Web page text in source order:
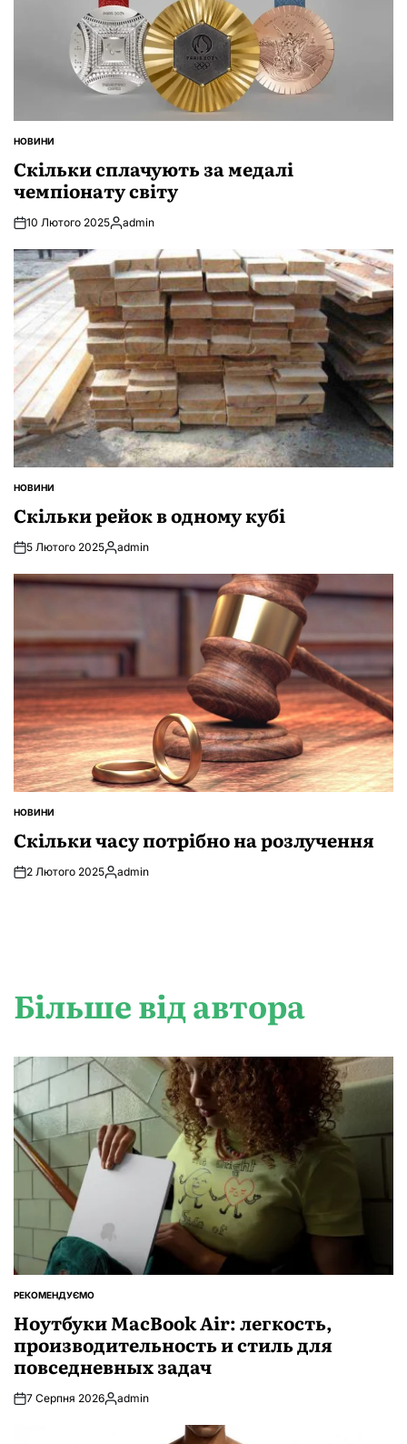
ОПУБЛІКУВАТИ
НОВИНИ
Скільки сплачують за медалі
чемпіонату світу
10 Лютого 2025Опубліковано
admin
ОПУБЛІКУВАТИ
НОВИНИ
Скільки рейок в одному кубі
5 Лютого 2025Опубліковано
admin
ОПУБЛІКУВАТИ
НОВИНИ
Скільки часу потрібно на розлучення
2 Лютого 2025Опубліковано
admin
Більше від автора
ОПУБЛІКУВАТИ
РЕКОМЕНДУЄМО
Ноутбуки MacBook Air: легкость,
производительность и стиль для
повседневных задач
7 Серпня 2026Опубліковано
admin